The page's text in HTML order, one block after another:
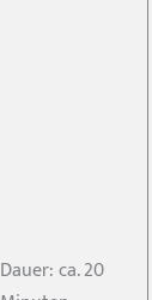
Dauer: ca. 20